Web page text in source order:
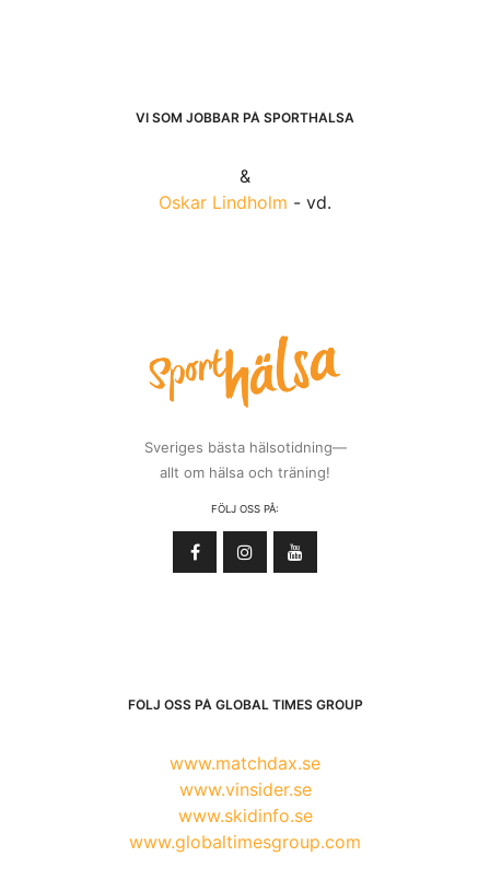
VI SOM JOBBAR PÅ SPORTHÄLSA
&
Oskar Lindholm - vd.
Sveriges bästa hälsotidning—
allt om hälsa och träning!
FÖLJ OSS PÅ:
FÖLJ OSS PÅ GLOBAL TIMES GROUP
www.matchdax.se
www.vinsider.se
www.skidinfo.se
www.globaltimesgroup.com